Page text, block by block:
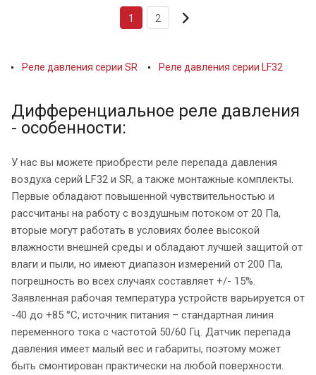
1 2
Реле давления серии SR Реле давления серии LF32
Дифференциальное реле давления
- особенности:
У нас вы можете приобрести реле перепада давления
воздуха серий LF32 и SR, а также монтажные комплекты.
Первые обладают повышенной чувствительностью и
рассчитаны на работу с воздушным потоком от 20 Па,
вторые могут работать в условиях более высокой
влажности внешней среды и обладают лучшей защитой от
влаги и пыли, но имеют диапазон измерений от 200 Па,
погрешность во всех случаях составляет +/- 15%.
Заявленная рабочая температура устройств варьируется от
-40 до +85 °C, источник питания – стандартная линия
переменного тока с частотой 50/60 Гц. Датчик перепада
давления имеет малый вес и габариты, поэтому может
быть смонтирован практически на любой поверхности.